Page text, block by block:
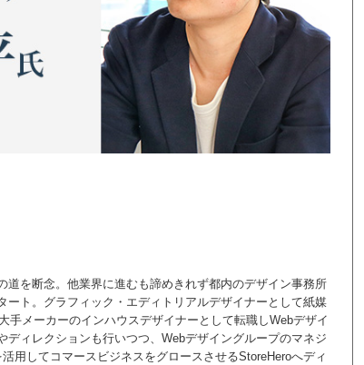
道を断念。他業界に進むも諦めきれず都内のデザイン事務所
ト。グラフィック・エディトリアルデザイナーとして紙媒
手メーカーのインハウスデザイナーとして転職しWebデザイ
ィレクションも行いつつ、Webデザイングループのマネジ
用してコマースビジネスをグロースさせるStoreHeroへディ